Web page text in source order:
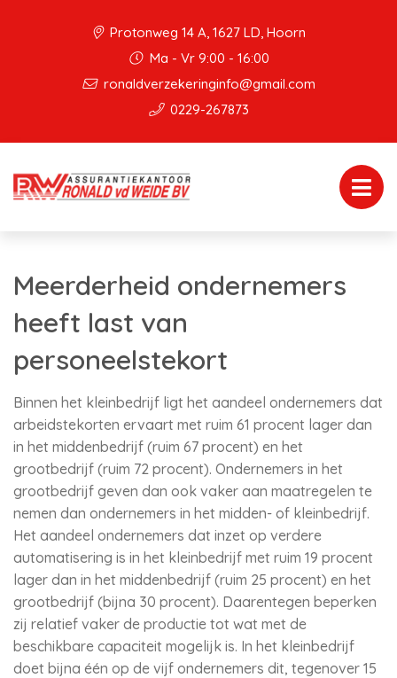
Protonweg 14 A, 1627 LD, Hoorn
Ma - Vr 9:00 - 16:00
ronaldverzekeringinfo@gmail.com
0229-267873
Meerderheid ondernemers
heeft last van
personeelstekort
Binnen het kleinbedrijf ligt het aandeel ondernemers dat
arbeidstekorten ervaart met ruim 61 procent lager dan
in het middenbedrijf (ruim 67 procent) en het
grootbedrijf (ruim 72 procent). Ondernemers in het
grootbedrijf geven dan ook vaker aan maatregelen te
nemen dan ondernemers in het midden- of kleinbedrijf.
Het aandeel ondernemers dat inzet op verdere
automatisering is in het kleinbedrijf met ruim 19 procent
lager dan in het middenbedrijf (ruim 25 procent) en het
grootbedrijf (bijna 30 procent). Daarentegen beperken
zij relatief vaker de productie tot wat met de
beschikbare capaciteit mogelijk is. In het kleinbedrijf
doet bijna één op de vijf ondernemers dit, tegenover 15